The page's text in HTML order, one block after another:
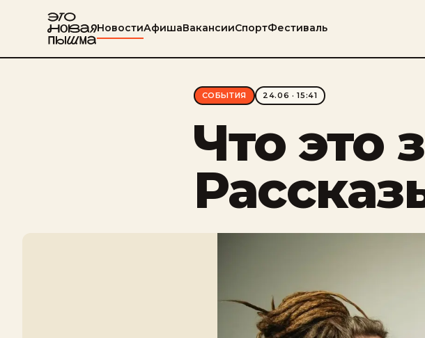
НовостиАфишаВакансииСпортФестиваль
СОБЫТИЯ 24.06 · 15:41
Что это